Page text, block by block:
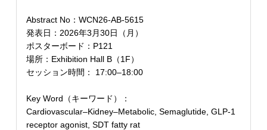
Abstract No：WCN26-AB-5615
発表日：2026年3月30日（月）
ポスターボード：P121
場所：Exhibition Hall B（1F）
セッション時間： 17:00–18:00
Key Word（キーワード）：
Cardiovascular–Kidney–Metabolic, Semaglutide, GLP-1
receptor agonist, SDT fatty rat